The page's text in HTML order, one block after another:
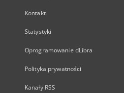
Kontakt
Statystyki
Oprogramowanie dLibra
Polityka prywatności
Kanały RSS